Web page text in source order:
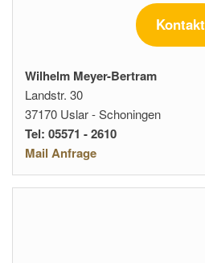
Kontakt
Wilhelm Meyer-Bertram
Landstr. 30
37170 Uslar - Schoningen
Tel: 05571 - 2610
Mail Anfrage